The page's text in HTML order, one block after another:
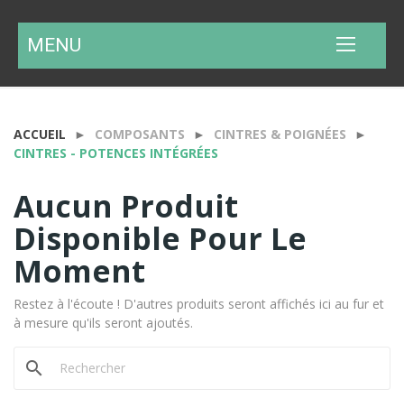
MENU
ACCUEIL COMPOSANTS
CINTRES & POIGNÉES
CINTRES - POTENCES INTÉGRÉES
Aucun Produit
Disponible Pour Le
Moment
Restez à l'écoute ! D'autres produits seront affichés ici au fur et
à mesure qu'ils seront ajoutés.
search